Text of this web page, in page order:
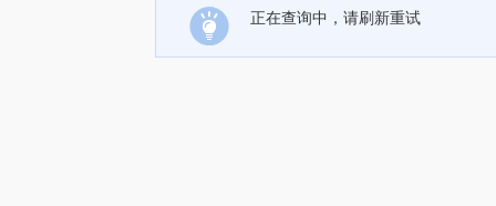
正在查询中，请刷新重试